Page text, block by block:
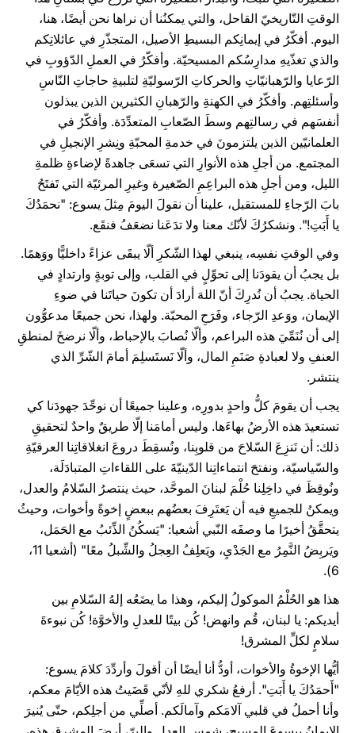
الوقتِ التّاريخيّ القاحل، والتي يمكنُنا أن نراها نحن أيضًا، هنا،
اليوم. أفكّرُ في إيمانِكم البسيطِ الأصيل، المتجذّرِ في عائلاتِكم
والذي تغذّيهِ مدارِسُكم المسيحيّة. وأفكّرُ في العملِ الدّؤوبِ في
الرّعايا والرّهبانيّاتِ والحركاتِ الرّسوليّةِ لتلبيةِ حاجاتِ النّاسِ
وأسئلتِهم. وأفكّرُ في الكهنةِ والرّهبانِ الكثيرين الذين يبذلون
أنفسَهم في رسالتِهم وسطَ الصّعابِ المتعدِّدَة. وأفكّرُ في
العلمانيّين الذين يلتزمونَ في خدمةِ المحبّةِ ونِشرِ الإنجيلِ في
المجتمع. من أجلِ هذه الأنوارِ التي تسعَى جاهدةً لإضاءةِ ظلمةِ
الليل، ومن أجلِ هذه البراعِمِ الصّغيرة وغيرِ المرئيّة التي تَفتَحُ
بابَ الرّجاءِ للمستقبل، علينا أن نقولَ اليومَ مِثلَ يسوع: "نحمَدُكَ
يا أَبَتِ!". ونشكرُكَ لأنّك معنا ولا تدَعَنا نضعَفُ فنقَع.
وفي الوقتِ نفسِه، ينبغي لهذا الشّكرِ ألّا يبقَى عزاءً داخليًّا ووَهمًا.
بل يجبُ أن يقودَنا إلى تحوِّلٍ في القلب، وإلى توبةٍ وارتدادٍ في
الحياة. يجبُ أن نُدرِكَ أنّ اللهَ أرادَ أن تكونَ حياتَنا في ضوءِ
الإيمان، ووَعدِ الرّجاء، وفَرَحِ المحبّة. ولهذا، نحن جميعًا مدعوُّون
إلى أن نُنَمِّيَ هذه البراعم، وألّا نُصابَ بالإحباط، وألّا نرضخَ لمنطقِ
العنفِ ولا لعبادةِ صَنَمِ المال، وألّا نَستَسلِمَ أمامَ الشّرِّ الذي
ينتشر.
يجب أن يقومَ كلُّ واحدٍ بدورِه، وعلينا جميعًا أن نوحِّدَ جهودَنا كي
تستعيدَ هذه الأرضُ بهاءَها. وليس أمامَنا إلّا طريقٌ واحدٌ لتحقيقِ
ذلك: أن نَنزِعَ السّلاحَ من قلوبِنا، ونُسقِطَ دروعَ انغلاقاتِنا العرقيّةِ
والسّياسيّة، ونفتحَ انتماءاتِنا الدّينيّةَ على اللقاءاتِ المتبادَلَة،
ونُوقِظَ في داخِلِنا حُلْمَ لبنانَ الموحَّد، حيث ينتصرُ السّلامُ والعدل،
ويمكنُ للجميعِ فيه أن يَعتَرِفَ بعضُهم ببعضٍ إخوةً وأخوات، وحيثُ
يتحقَّقُ أخيرًا ما وصفَه النّبي أشعيا: "يَسكُنُ الذِّئبُ مع الحَمَل،
ويَربِضُ النَّمِرُ مع الجَدْيِ، ويَعلِفُ العِجلُ والشِّبلُ معًا" (أشعيا 11،
6).
هذا هو الحُلْمُ الموكولُ إليكم، وهذا ما يضَعُه إلهُ السّلامِ بين
أيديكم: يا لبنان، قُم وانهض! كُن بيتًا للعدلِ والأخوَّة! كُن نبوءةَ
سلامٍ لكلِّ المشرق!
أيُّها الإخوةُ والأخوات، أودُّ أنا أيضًا أن أقولَ وأردِّدَ كلامَ يسوع:
"أَحمَدُكَ يا أَبَتِ". أرفعُ شكري للهِ لأنّي قَضَيتُ هذه الأيّامَ معكم،
وأنا أحملُ في قلبي آلامَكم وآمالَكم. أصلِّي من أجلِكم، حتّى يُنيرَ